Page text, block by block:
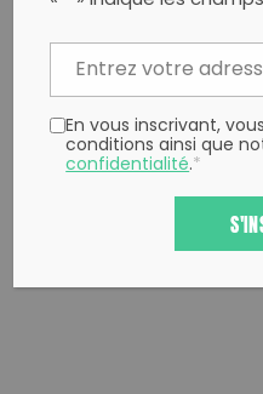
En vous inscrivant,
conditions ainsi que
confidentialité.*